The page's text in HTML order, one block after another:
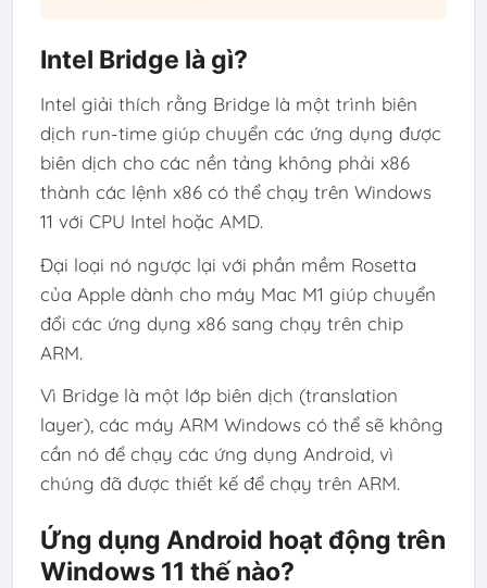
Intel Bridge là gì?
Intel giải thích rằng Bridge là một trình biên
dịch run-time giúp chuyển các ứng dụng được
biên dịch cho các nền tảng không phải x86
thành các lệnh x86 có thể chạy trên Windows
11 với CPU Intel hoặc AMD.
Đại loại nó ngược lại với phần mềm Rosetta
của Apple dành cho máy Mac M1 giúp chuyển
đổi các ứng dụng x86 sang chạy trên chip
ARM.
Vì Bridge là một lớp biên dịch (translation
layer), các máy ARM Windows có thể sẽ không
cần nó để chạy các ứng dụng Android, vì
chúng đã được thiết kế để chạy trên ARM.
Ứng dụng Android hoạt động trên
Windows 11 thế nào?